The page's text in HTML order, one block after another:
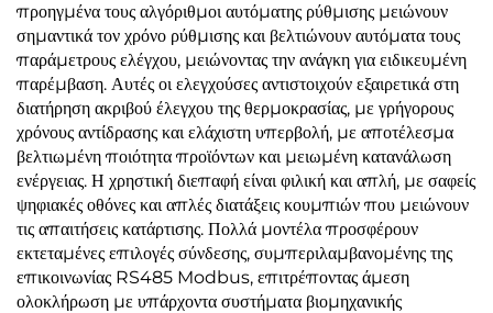
προηγμένα τους αλγόριθμοι αυτόματης ρύθμισης μειώνουν
σημαντικά τον χρόνο ρύθμισης και βελτιώνουν αυτόματα τους
παράμετρους ελέγχου, μειώνοντας την ανάγκη για ειδικευμένη
παρέμβαση. Αυτές οι ελεγχούσες αντιστοιχούν εξαιρετικά στη
διατήρηση ακριβού έλεγχου της θερμοκρασίας, με γρήγορους
χρόνους αντίδρασης και ελάχιστη υπερβολή, με αποτέλεσμα
βελτιωμένη ποιότητα προϊόντων και μειωμένη κατανάλωση
ενέργειας. Η χρηστική διεπαφή είναι φιλική και απλή, με σαφείς
ψηφιακές οθόνες και απλές διατάξεις κουμπιών που μειώνουν
τις απαιτήσεις κατάρτισης. Πολλά μοντέλα προσφέρουν
εκτεταμένες επιλογές σύνδεσης, συμπεριλαμβανομένης της
επικοινωνίας RS485 Modbus, επιτρέποντας άμεση
ολοκλήρωση με υπάρχοντα συστήματα βιομηχανικής